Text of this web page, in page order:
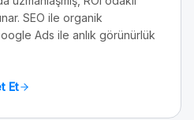
SEO ile organik
Ads ile anlık görünürlük
Et